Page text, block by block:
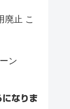
廃止 こ
ン
なりま